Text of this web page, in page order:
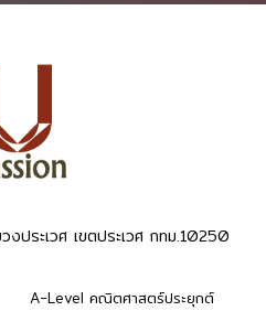
ประเวศ เขตประเวศ กทม.10250
A-Level คณิตศาสตร์ประยุกต์